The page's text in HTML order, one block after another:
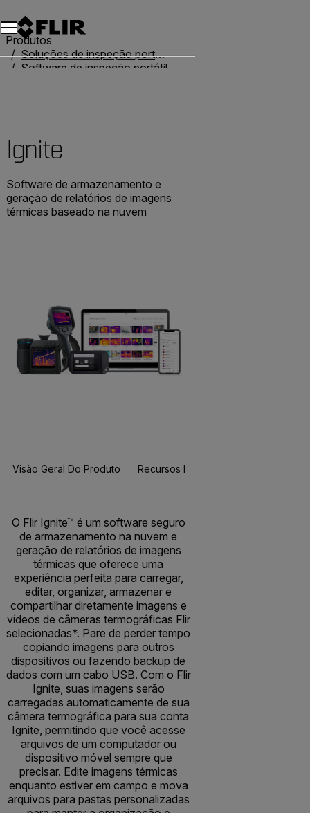
Produtos
Soluções de inspeção portáteis
Software de inspeção portátil
Ignite
Software de armazenamento e
geração de relatórios de imagens
térmicas baseado na nuvem
Visão Geral Do Produto Recursos E Suporte
O Flir Ignite™ é um software seguro
de armazenamento na nuvem e
geração de relatórios de imagens
térmicas que oferece uma
experiência perfeita para carregar,
editar, organizar, armazenar e
compartilhar diretamente imagens e
vídeos de câmeras termográficas Flir
selecionadas*. Pare de perder tempo
copiando imagens para outros
dispositivos ou fazendo backup de
dados com um cabo USB. Com o Flir
Ignite, suas imagens serão
carregadas automaticamente de sua
câmera termográfica para sua conta
Ignite, permitindo que você acesse
arquivos de um computador ou
dispositivo móvel sempre que
precisar. Edite imagens térmicas
enquanto estiver em campo e mova
arquivos para pastas personalizadas